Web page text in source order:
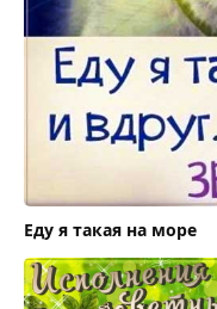
Еду я такая на море